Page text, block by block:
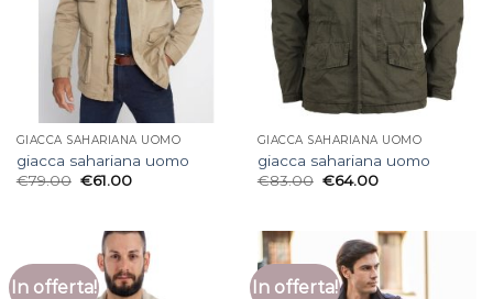
GIACCA SAHARIANA UOMO
giacca sahariana uomo
€79.00 €61.00
GIACCA SAHARIANA UOMO
giacca sahariana uomo
€83.00 €64.00
In offerta! In offerta!